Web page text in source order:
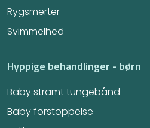
Rygsmerter
Svimmelhed
Hyppige behandlinger - børn
Baby stramt tungebånd
Baby forstoppelse